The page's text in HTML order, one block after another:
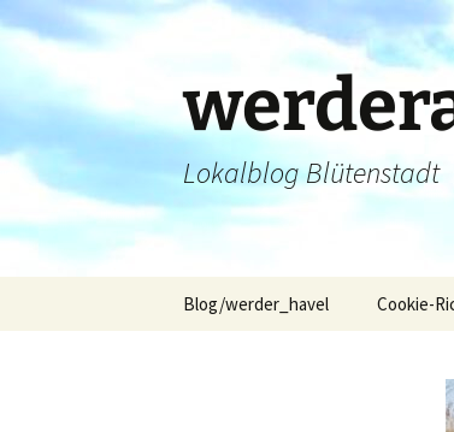
Zum
Inhalt
springen
Lokalblog Blütenstadt
Blog/werder_havel Cookie-